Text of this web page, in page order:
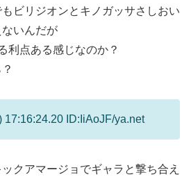
ビリジオンとキノガッサさしおい
いんだが
利点ある感じなのか？
17:16:24.20 ID:IiAoJF/ya.net
クアマージョでギャラと撃ち合え